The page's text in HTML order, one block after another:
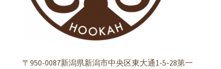
〒950-0087新潟県新潟市中央区東大通1-5-28第一